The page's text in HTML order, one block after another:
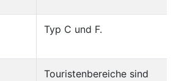
Typ C und F.
Touristenbereiche sind